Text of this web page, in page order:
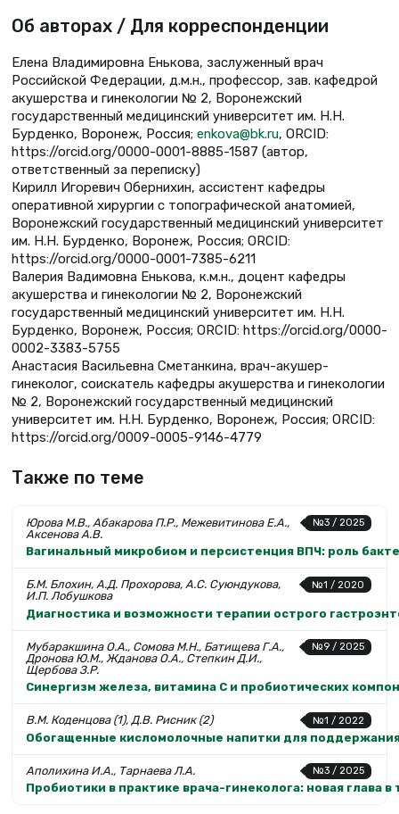
Об авторах / Для корреспонденции
Елена Владимировна Енькова, заслуженный врач
Российской Федерации, д.м.н., профессор, зав. кафедрой
акушерства и гинекологии № 2, Воронежский
государственный медицинский университет им. Н.Н.
Бурденко, Воронеж, Россия; enkova@bk.ru, ORCID:
https://orcid.org/0000-0001-8885-1587 (автор,
ответственный за переписку)
Кирилл Игоревич Обернихин, ассистент кафедры
оперативной хирургии с топографической анатомией,
Воронежский государственный медицинский университет
им. Н.Н. Бурденко, Воронеж, Россия; ORCID:
https://orcid.org/0000-0001-7385-6211
Валерия Вадимовна Енькова, к.м.н., доцент кафедры
акушерства и гинекологии № 2, Воронежский
государственный медицинский университет им. Н.Н.
Бурденко, Воронеж, Россия; ORCID: https://orcid.org/0000-
0002-3383-5755
Анастасия Васильевна Сметанкина, врач-акушер-
гинеколог, соискатель кафедры акушерства и гинекологии
№ 2, Воронежский государственный медицинский
университет им. Н.Н. Бурденко, Воронеж, Россия; ORCID:
https://orcid.org/0009-0005-9146-4779
Также по теме
№3 / 2025
Юрова М.В., Абакарова П.Р., Межевитинова Е.А.,
Аксенова А.В.
Вагинальный микробиом и персистенция ВПЧ: роль
№1 / 2020
Б.М. Блохин, А.Д. Прохорова, А.С. Суюндукова,
И.П. Лобушкова
Диагностика и возможности терапии острого
№9 / 2025
Мубаракшина О.А., Сомова М.Н., Батищева Г.А.,
Дронова Ю.М., Жданова О.А., Степкин Д.И.,
Щербова З.Р.
Синергизм железа, витамина C и пробиотических
№1 / 2022
В.М. Коденцова (1), Д.В. Рисник (2)
Обогащенные кисломолочные напитки для
№3 / 2025
Аполихина И.А., Тарнаева Л.А.
Пробиотики в практике врача-гинеколога: новая глава